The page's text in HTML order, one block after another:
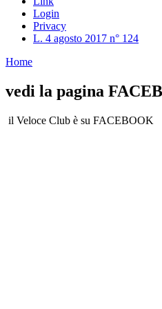
Login
Privacy
L. 4 agosto 2017 n° 124
Home
vedi la pagina
il Veloce Club è su